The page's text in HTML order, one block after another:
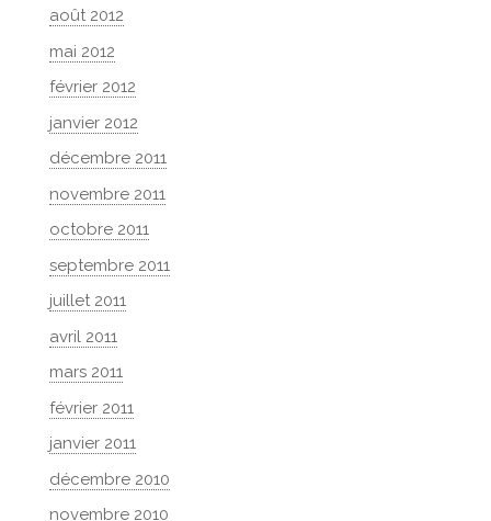
août 2012
mai 2012
février 2012
janvier 2012
décembre 2011
novembre 2011
octobre 2011
septembre 2011
juillet 2011
avril 2011
mars 2011
février 2011
janvier 2011
décembre 2010
novembre 2010